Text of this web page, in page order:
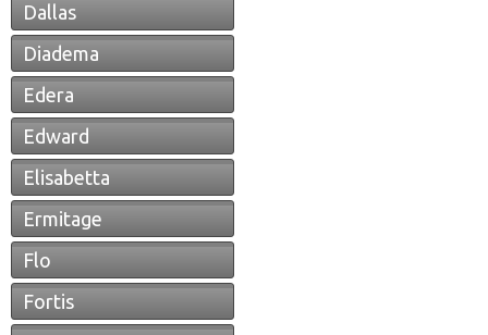
Dallas
Diadema
Edera
Edward
Elisabetta
Ermitage
Flo
Fortis